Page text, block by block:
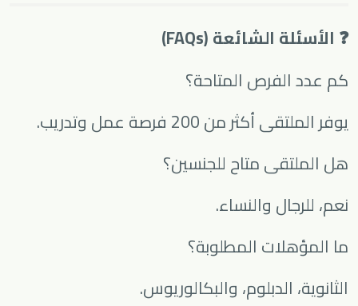
❓ الأسئلة الشائعة (FAQs)
كم عدد الفرص المتاحة؟
يوفر الملتقى أكثر من 200 فرصة عمل وتدريب.
هل الملتقى متاح للجنسين؟
نعم، للرجال والنساء.
ما المؤهلات المطلوبة؟
الثانوية، الدبلوم، والبكالوريوس.